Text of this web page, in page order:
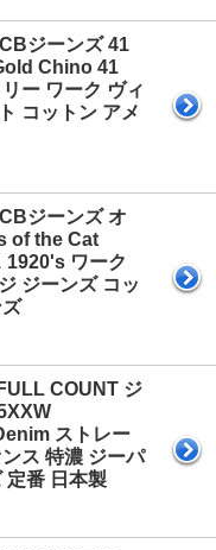
ジーンズ 41
Chino 41
ー ワーク ヴィ
コットン アメ
ジーンズ オ
of the Cat
1920's ワーク
ジーンズ コッ
ズ
COUNT ジ
ストレー
ス 特濃 ジーパ
定番 日本製